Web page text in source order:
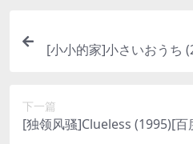
[小小的家]小さいおうち
下一篇
[独领风骚]Clueless (1995)[